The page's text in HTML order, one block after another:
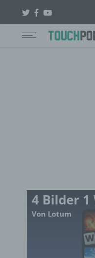
4 Bilder 1
Von Lotum